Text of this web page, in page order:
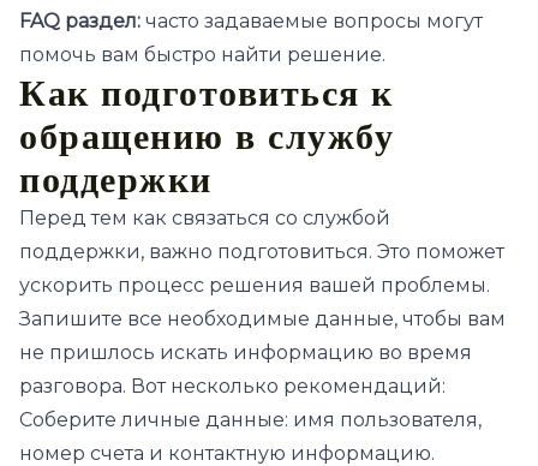
FAQ раздел: часто задаваемые вопросы могут
помочь вам быстро найти решение.
Как подготовиться к
обращению в службу
поддержки
Перед тем как связаться со службой
поддержки, важно подготовиться. Это поможет
ускорить процесс решения вашей проблемы.
Запишите все необходимые данные, чтобы вам
не пришлось искать информацию во время
разговора. Вот несколько рекомендаций:
Соберите личные данные: имя пользователя,
номер счета и контактную информацию.